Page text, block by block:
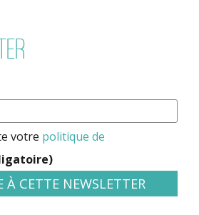
votre politique de